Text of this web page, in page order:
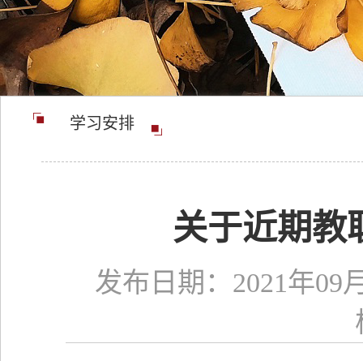
学习安排
关于近期教
发布日期：2021